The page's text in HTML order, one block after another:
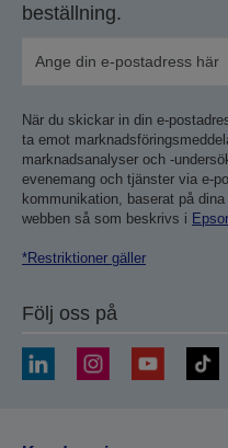
beställning.
När du skickar in din e-
ta emot
marknadsanalyser och -
evenemang och tjänster via e-
kommunikation, baserat på
webben så som beskrivs i
*Restriktioner gäller
Följ oss på